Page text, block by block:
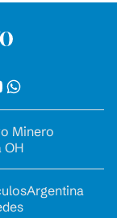
Minero
OH
Argentina